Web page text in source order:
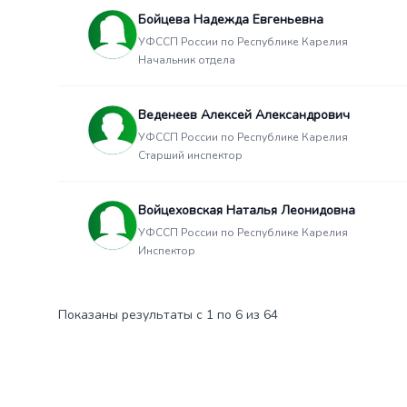
Бойцева Надежда Евгеньевна
УФССП России по Республике Карелия
Начальник отдела
Веденеев Алексей Александрович
УФССП России по Республике Карелия
Старший инспектор
Войцеховская Наталья Леонидовна
УФССП России по Республике Карелия
Инспектор
Показаны результаты с 1 по 6 из 64